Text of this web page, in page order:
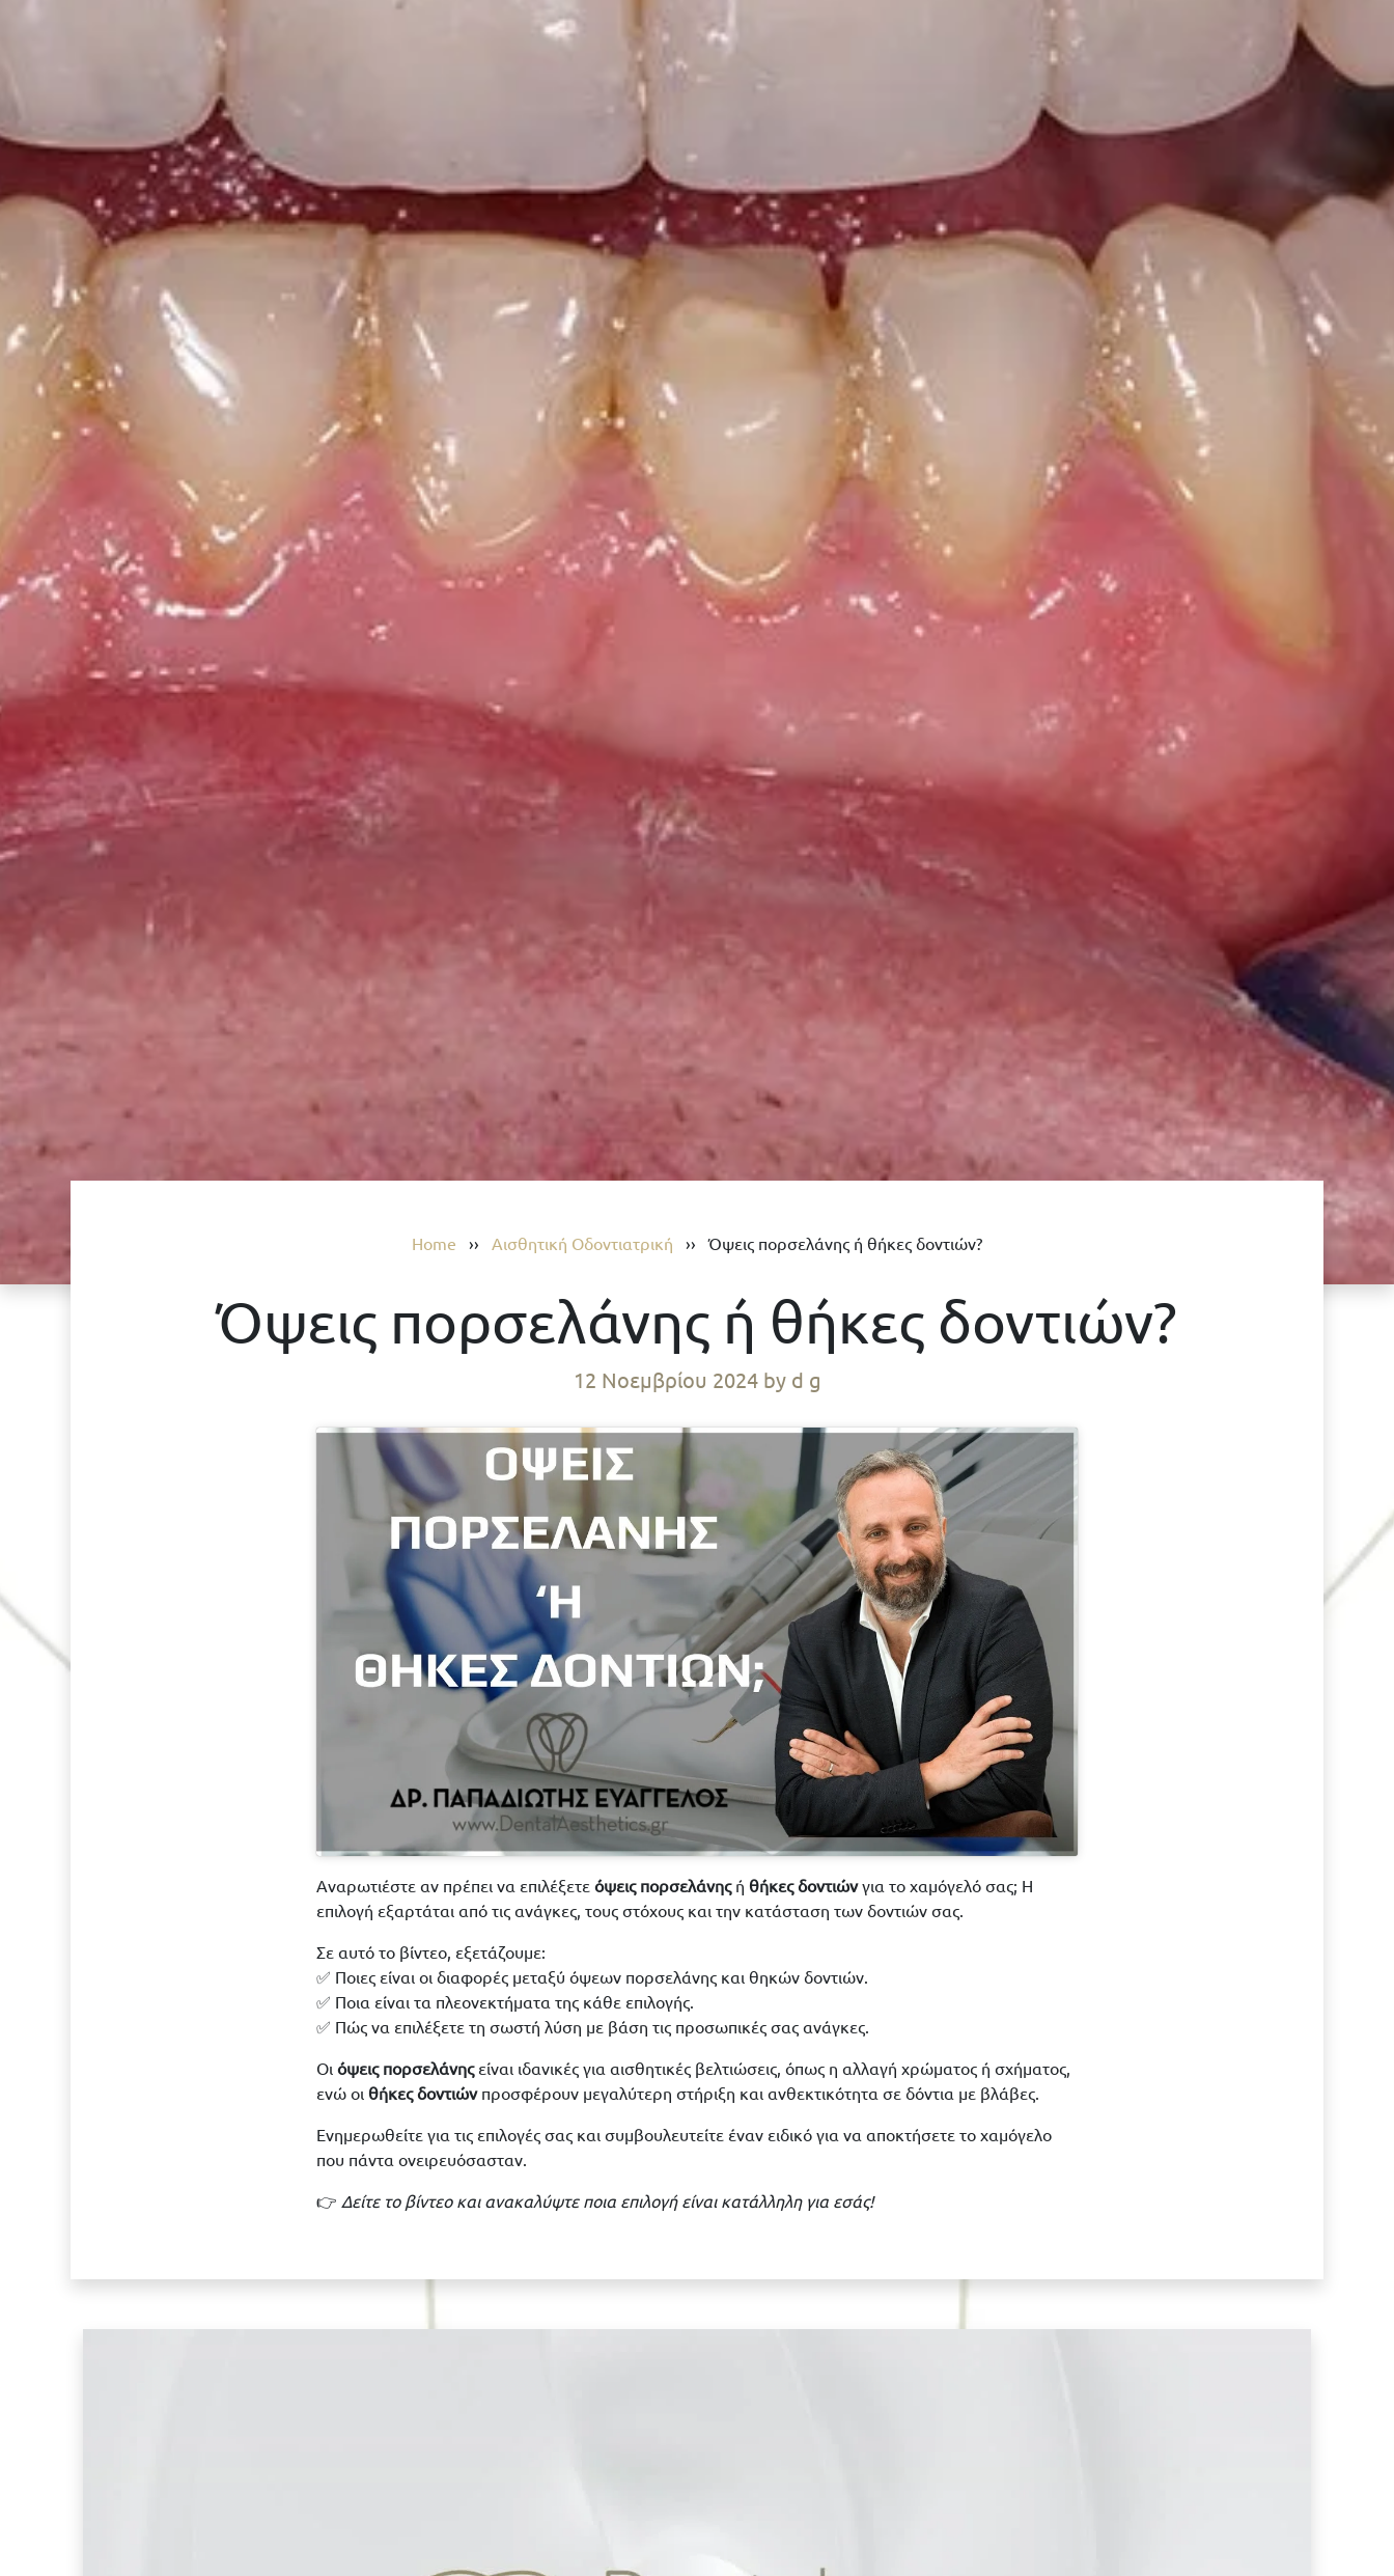
Home ›› Αισθητική Οδοντιατρική ››Όψεις πορσελάνης ή θήκες δοντιών?
Όψεις πορσελάνης ή θήκες δοντιών?
12 Νοεμβρίου 2024 by d g
Αναρωτιέστε αν πρέπει να επιλέξετεόψεις πορσελάνηςή θήκες δοντιώνγια το χαμόγελό σας; Η
επιλογή εξαρτάται από τις ανάγκες, τους στόχους και την κατάσταση των δοντιών σας.
Σε αυτό το βίντεο, εξετάζουμε:
✅ Ποιες είναι οι διαφορές μεταξύ όψεων πορσελάνης και θηκών δοντιών.
✅ Ποια είναι τα πλεονεκτήματα της κάθε επιλογής.
✅ Πώς να επιλέξετε τη σωστή λύση με βάση τις προσωπικές σας ανάγκες.
Οιόψεις πορσελάνηςείναι ιδανικές για αισθητικές βελτιώσεις, όπως η αλλαγή χρώματος ή σχήματος,
ενώ οι θήκες δοντιώνπροσφέρουν μεγαλύτερη στήριξη και ανθεκτικότητα σε δόντια με βλάβες.
Ενημερωθείτε για τις επιλογές σας και συμβουλευτείτε έναν ειδικό για να αποκτήσετε το χαμόγελο
που πάντα ονειρευόσασταν.
👉 Δείτε το βίντεο και ανακαλύψτε ποια επιλογή είναι κατάλληλη για εσάς!